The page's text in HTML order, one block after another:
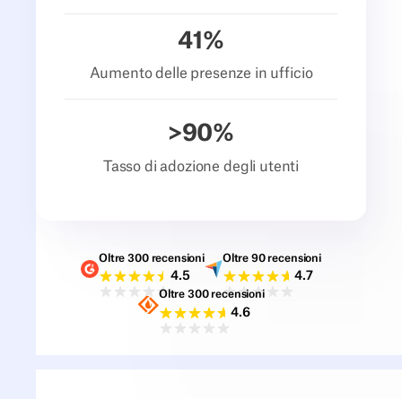
41 %
Aumento delle presenze in ufficio
>90%
Tasso di adozione degli utenti
Valutazioni G2
Oltre 300 recensioni
4.5
Valutazioni Capterra
Oltre 90 recensioni
4.7
Valutazioni Sourceforge
Oltre 300 recensioni
4.6